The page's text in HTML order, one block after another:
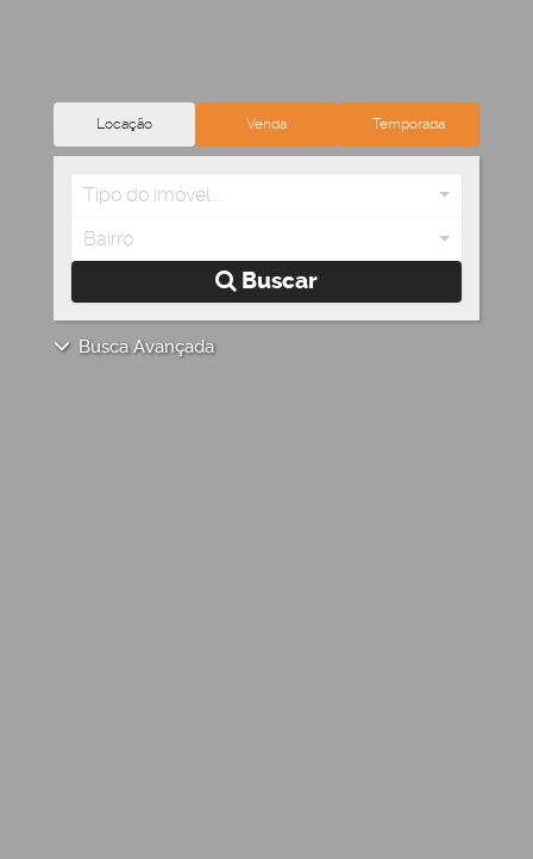
Locação Venda Temporada
Tipo do imóvel...
Bairro
Buscar
Busca Avançada